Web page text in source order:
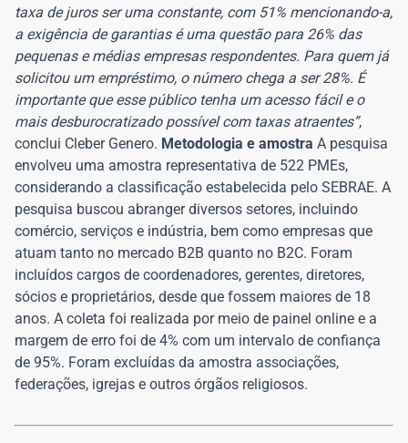
taxa de juros ser uma constante, com 51% mencionando-a,
a exigência de garantias é uma questão para 26% das
pequenas e médias empresas respondentes. Para quem já
solicitou um empréstimo, o número chega a ser 28%. É
importante que esse público tenha um acesso fácil e o
mais desburocratizado possível com taxas atraentes”,
conclui Cleber Genero. Metodologia e amostra A pesquisa
envolveu uma amostra representativa de 522 PMEs,
considerando a classificação estabelecida pelo SEBRAE. A
pesquisa buscou abranger diversos setores, incluindo
comércio, serviços e indústria, bem como empresas que
atuam tanto no mercado B2B quanto no B2C. Foram
incluídos cargos de coordenadores, gerentes, diretores,
sócios e proprietários, desde que fossem maiores de 18
anos. A coleta foi realizada por meio de painel online e a
margem de erro foi de 4% com um intervalo de confiança
de 95%. Foram excluídas da amostra associações,
federações, igrejas e outros órgãos religiosos.